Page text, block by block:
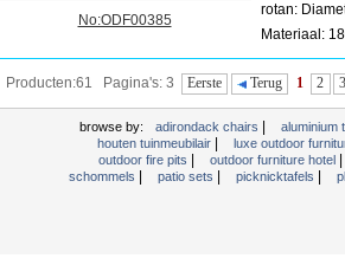
No:ODF00385
rotan:
Materiaal:
optioneel. Het is water-proof. Dikte van kussen:
gebruiken we 6cm of 8 cm....
Producten:61 Pagina's: 3 Eerste Terug 1 2 3
browse by: adirondack chairs aluminium
houten tuinmeubilair
luxe outdoor
outdoor fire pits
outdoor furniture hotel
schommels
patio sets picknicktafels